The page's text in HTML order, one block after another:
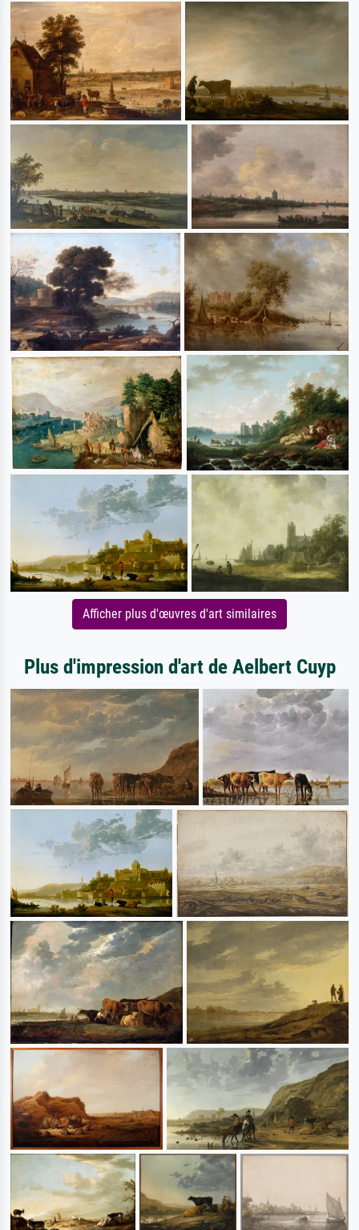
Afficher plus d'œuvres d'art similaires
Plus d'impression d'art de Aelbert Cuyp